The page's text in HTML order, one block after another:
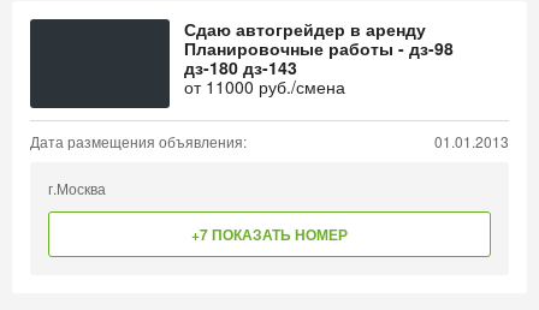
Сдаю автогрейдер в аренду
Планировочные работы - дз-98
дз-180 дз-143
от 11000 руб./смена
Дата размещения объявления: 01.01.2013
г.Москва
+7 ПОКАЗАТЬ НОМЕР